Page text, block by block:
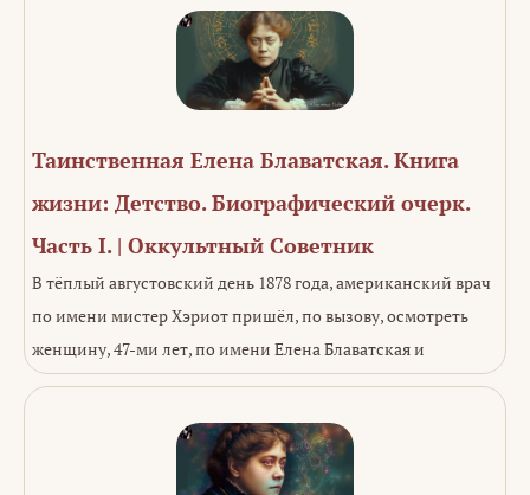
Таинственная Елена Блаватская. Книга
жизни: Детство. Биографический очерк.
Часть I. | Оккультный Советник
В тёплый августовский день 1878 года, американский врач
по имени мистер Хэриот пришёл, по вызову, осмотреть
женщину, 47-ми лет, по имени Елена Блаватская и